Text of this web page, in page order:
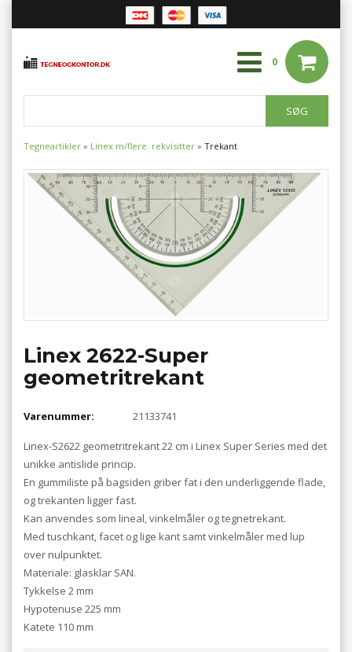
0
Tegneartikler » Linex m/flere. rekvisitter » Trekant
Linex 2622-Super
geometritrekant
Varenummer: 21133741
Linex-S2622 geometritrekant 22 cm i Linex Super Series med det
unikke antislide princip.
En gummiliste på bagsiden griber fat i den underliggende flade,
og trekanten ligger fast.
Kan anvendes som lineal, vinkelmåler og tegnetrekant.
Med tuschkant, facet og lige kant samt vinkelmåler med lup
over nulpunktet.
Materiale: glasklar SAN.
Tykkelse 2 mm
Hypotenuse 225 mm
Katete 110 mm